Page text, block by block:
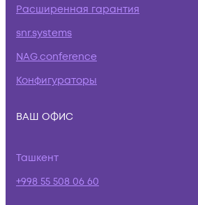
Расширенная гарантия
snr.systems
NAG.conference
Конфигураторы
ВАШ ОФИС
Ташкент
+998 55 508 06 60